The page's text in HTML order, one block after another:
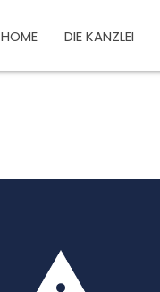
HOME DIE KANZLEI